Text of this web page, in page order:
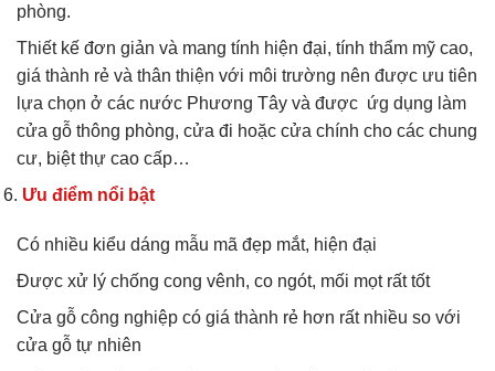
phòng.
Thiết kế đơn giản và mang tính hiện đại, tính thẩm mỹ cao,
giá thành rẻ và thân thiện với môi trường nên được ưu tiên
lựa chọn ở các nước Phương Tây và được ứg dụng làm
cửa gỗ thông phòng, cửa đi hoặc cửa chính cho các chung
cư, biệt thự cao cấp…
Ưu điểm nổi bật
Có nhiều kiểu dáng mẫu mã đẹp mắt, hiện đại
Được xử lý chống cong vênh, co ngót, mối mọt rất tốt
Cửa gỗ công nghiệp có giá thành rẻ hơn rất nhiều so với
cửa gỗ tự nhiên